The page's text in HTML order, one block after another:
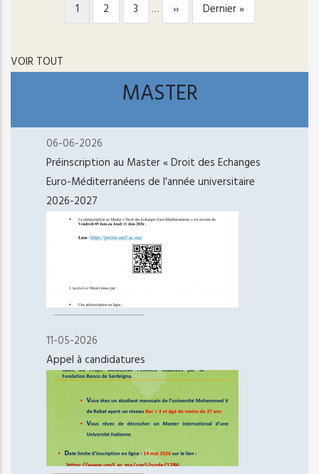
PAGINATIONPage
courante
1 Page
2 Page
3 …
Page
suivante
››
Dernière
page
Dernier »
VOIR TOUT
MASTER
06-06-2026
Préinscription au Master « Droit des Echanges
Euro-Méditerranéens de l'année universitaire
2026-2027
11-05-2026
Appel à candidatures